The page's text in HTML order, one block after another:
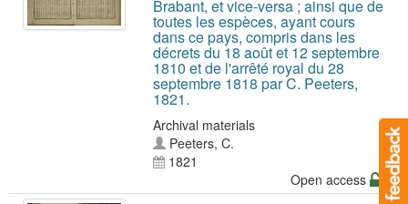
Brabant, et vice-versa ; ainsi que de
toutes les espèces, ayant cours
dans ce pays, compris dans les
décrets du 18 août et 12 septembre
1810 et de l'arrêté royal du 28
septembre 1818 par C. Peeters,
1821.
Archival materials
Peeters, C.
1821
Open access